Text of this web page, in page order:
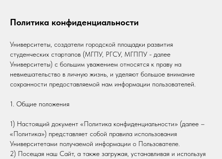
Политика конфиденциальности
Университеты, создатели городской площадки развития
студенческих стартапов (МГПУ, РГСУ, МГППУ - далее
Университеты) с большим уважением относятся к праву на
невмешательство в личную жизнь, и уделяют большое внимание
сохранности предоставляемой нам информации пользователей.
1. Общие положения
1) Настоящий документ «Политика конфиденциальности» (далее –
«Политика») представляет собой правила использования
Университетами получаемой информации о Пользователе.
2) Посещая наш Сайт, а также загружая, устанавливая и используя